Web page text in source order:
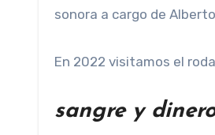
sonora a cargo de
En 2022 visitamos el
sangre y